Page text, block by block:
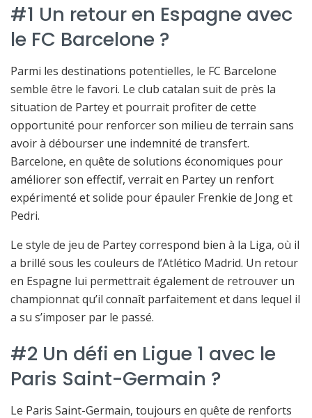
#1 Un retour en Espagne avec
le FC Barcelone ?
Parmi les destinations potentielles, le FC Barcelone
semble être le favori. Le club catalan suit de près la
situation de Partey et pourrait profiter de cette
opportunité pour renforcer son milieu de terrain sans
avoir à débourser une indemnité de transfert.
Barcelone, en quête de solutions économiques pour
améliorer son effectif, verrait en Partey un renfort
expérimenté et solide pour épauler Frenkie de Jong et
Pedri.
Le style de jeu de Partey correspond bien à la Liga, où il
a brillé sous les couleurs de l’Atlético Madrid. Un retour
en Espagne lui permettrait également de retrouver un
championnat qu’il connaît parfaitement et dans lequel il
a su s’imposer par le passé.
#2 Un défi en Ligue 1 avec le
Paris Saint-Germain ?
Le Paris Saint-Germain, toujours en quête de renforts